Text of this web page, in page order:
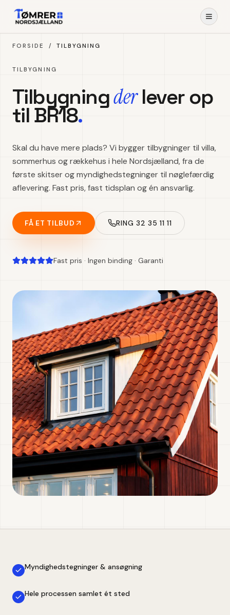
FORSIDE / TILBYGNING
TILBYGNING
Tilbygningder lever op
til BR18.
Skal du have mere plads? Vi bygger tilbygninger til villa,
sommerhus og rækkehus i hele Nordsjælland, fra de
første skitser og myndighedstegninger til nøglefærdig
aflevering. Fast pris, fast tidsplan og én ansvarlig.
FÅ ET TILBUD RING 32 35 11 11
Fast pris · Ingen binding · Garanti
Myndighedstegninger & ansøgning
Hele processen samlet ét sted